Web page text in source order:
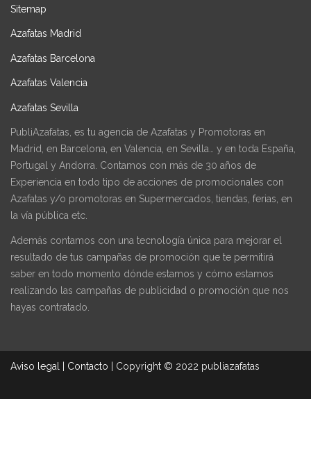
Sitemap
Azafatas Madrid
Azafatas Barcelona
Azafatas Valencia
Azafatas Sevilla
PubliAzafatas, es tu agencia de Azafatas y Promotoras en
Madrid, en Barcelona, en Valencia, en Sevilla… y en toda España,
Portugal y Andorra. Contamos con más de 30 años de
Experiencia en todo tipo de acciones de promocionales con
Azafatas y/o promotoras en Supermercados, tiendas, ferias, en
la vía pública etc.
Además contamos con una tecnología única para mejorar el
resultado de tus campañas de promoción que te permitirá
saber en todo momento dónde estamos y cómo estamos
realizando las campañas de publicidad o promoción que nos
hayas contratado.
Aviso legal Contacto Copyright © 2022 publiazafatas